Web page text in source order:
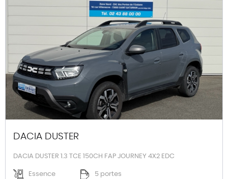
DACIA DUSTER
DACIA DUSTER 1.3 TCE 150CH FAP JOURNEY 4X2 EDC
Essence 5 portes